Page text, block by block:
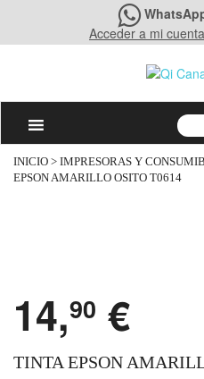
Acceder a mi cuenta
INICIO > IMPRESORAS Y
EPSON AMARILLO OSITO T0614
14,90 €
TINTA EPSON